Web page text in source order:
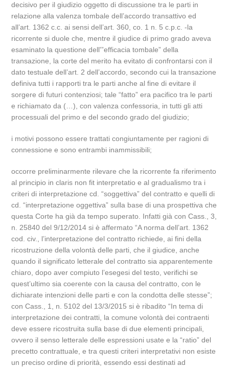
decisivo per il giudizio oggetto di discussione tra le parti in
relazione alla valenza tombale dell’accordo transattivo ed
all’art. 1362 c.c. ai sensi dell’art. 360, co. 1 n. 5 c.p.c. -la
ricorrente si duole che, mentre il giudice di primo grado aveva
esaminato la questione dell'”efficacia tombale” della
transazione, la corte del merito ha evitato di confrontarsi con il
dato testuale dell’art. 2 dell’accordo, secondo cui la transazione
definiva tutti i rapporti tra le parti anche al fine di evitare il
sorgere di futuri contenziosi; tale “fatto” era pacifico tra le parti
e richiamato da (…), con valenza confessoria, in tutti gli atti
processuali del primo e del secondo grado del giudizio;
i motivi possono essere trattati congiuntamente per ragioni di
connessione e sono entrambi inammissibili;
occorre preliminarmente rilevare che la ricorrente fa riferimento
al principio in claris non fit interpretatio e al gradualismo tra i
criteri di interpretazione cd. “soggettiva” del contratto e quelli di
cd. “interpretazione oggettiva” sulla base di una prospettiva che
questa Corte ha già da tempo superato. Infatti già con Cass., 3,
n. 25840 del 9/12/2014 si è affermato “A norma dell’art. 1362
cod. civ., l’interpretazione del contratto richiede, ai fini della
ricostruzione della volontà delle parti, che il giudice, anche
quando il significato letterale del contratto sia apparentemente
chiaro, dopo aver compiuto l’esegesi del testo, verifichi se
quest’ultimo sia coerente con la causa del contratto, con le
dichiarate intenzioni delle parti e con la condotta delle stesse”;
con Cass., 1, n. 5102 del 13/3/2015 si è ribadito “In tema di
interpretazione dei contratti, la comune volontà dei contraenti
deve essere ricostruita sulla base di due elementi principali,
ovvero il senso letterale delle espressioni usate e la “ratio” del
precetto contrattuale, e tra questi criteri interpretativi non esiste
un preciso ordine di priorità, essendo essi destinati ad